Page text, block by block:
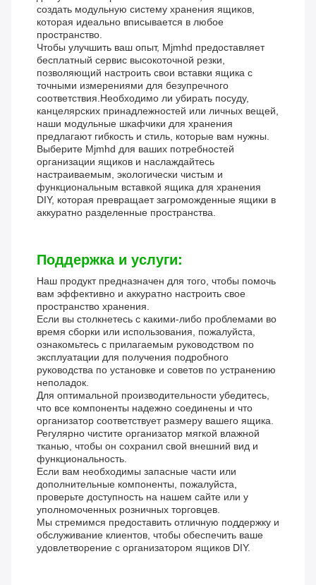
создать модульную систему хранения ящиков,
которая идеально вписывается в любое
пространство.
Чтобы улучшить ваш опыт, Mjmhd предоставляет
бесплатный сервис высокоточной резки,
позволяющий настроить свои вставки ящика с
точными измерениями для безупречного
соответствия.Необходимо ли убирать посуду,
канцелярских принадлежностей или личных вещей,
наши модульные шкафчики для хранения
предлагают гибкость и стиль, которые вам нужны.
Выберите Mjmhd для ваших потребностей
организации ящиков и наслаждайтесь
настраиваемым, экологически чистым и
функциональным вставкой ящика для хранения
DIY, которая превращает загроможденные ящики в
аккуратно разделенные пространства.
Поддержка и услуги:
Наш продукт предназначен для того, чтобы помочь
вам эффективно и аккуратно настроить свое
пространство хранения.
Если вы столкнетесь с какими-либо проблемами во
время сборки или использования, пожалуйста,
ознакомьтесь с прилагаемым руководством по
эксплуатации для получения подробного
руководства по установке и советов по устранению
неполадок.
Для оптимальной производительности убедитесь,
что все компоненты надежно соединены и что
организатор соответствует размеру вашего ящика.
Регулярно чистите организатор мягкой влажной
тканью, чтобы он сохранил свой внешний вид и
функциональность.
Если вам необходимы запасные части или
дополнительные компоненты, пожалуйста,
проверьте доступность на нашем сайте или у
уполномоченных розничных торговцев.
Мы стремимся предоставить отличную поддержку и
обслуживание клиентов, чтобы обеспечить ваше
удовлетворение с организатором ящиков DIY.